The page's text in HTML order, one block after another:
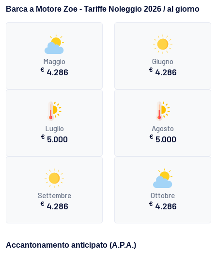
Barca a Motore Zoe - Tariffe Noleggio 2026 / al giorno
Maggio
€ 4.286
Giugno
€ 4.286
Luglio
€ 5.000
Agosto
€ 5.000
Settembre
€ 4.286
Ottobre
€ 4.286
Accantonamento anticipato (A.P.A.)